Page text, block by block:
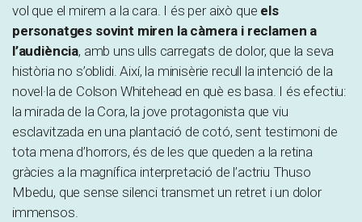
vol que el mirem a la cara. I és per això que els
personatges sovint miren la càmera i reclamen a
l’audiència, amb uns ulls carregats de dolor, que la seva
història no s’oblidi. Així, la minisèrie recull la intenció de la
novel·la de Colson Whitehead en què es basa. I és efectiu:
la mirada de la Cora, la jove protagonista que viu
esclavitzada en una plantació de cotó, sent testimoni de
tota mena d’horrors, és de les que queden a la retina
gràcies a la magnífica interpretació de l’actriu Thuso
Mbedu, que sense silenci transmet un retret i un dolor
immensos.